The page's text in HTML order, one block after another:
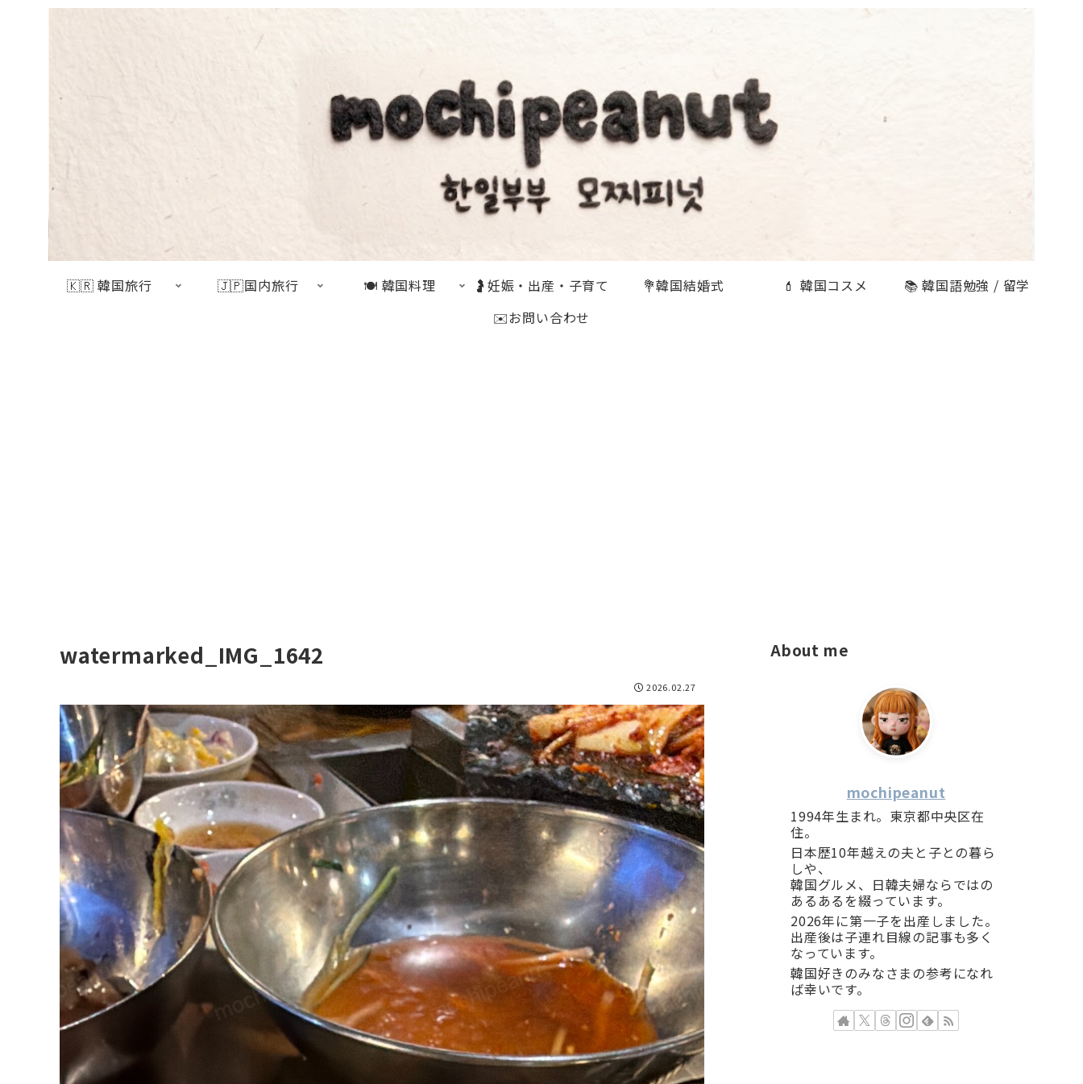
🇰🇷 韓国旅行 🇯🇵国内旅行 🍽 韓国料理 🤰妊娠・出産・子育て 💐韓国結婚式 💄 韓国コスメ
📚 韓国語勉強 / 留学
✉️お問い合わせ
watermarked_IMG_1642
2026.02.27
About me
mochipeanut
1994年生まれ。東京都中央区在
住。
日本歴10年越えの夫と子との暮ら
しや、
韓国グルメ、日韓夫婦ならではの
あるあるを綴っています。
2026年に第一子を出産しました。
出産後は子連れ目線の記事も多く
なっています。
韓国好きのみなさまの参考になれ
ば幸いです。